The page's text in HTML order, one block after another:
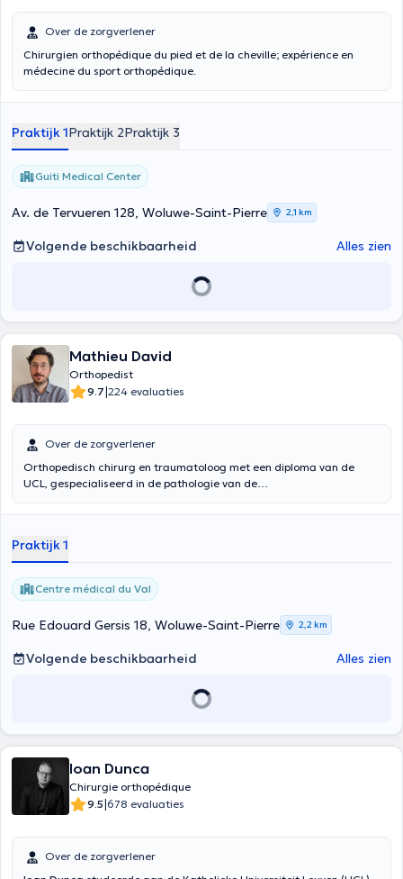
Over de zorgverlener
Chirurgien orthopédique du pied et de la cheville; expérience en
médecine du sport orthopédique.
Praktijk 1Praktijk 2Praktijk 3
Guiti Medical Center
Av. de Tervueren 128, Woluwe-Saint-Pierre 2,1 km
Volgende beschikbaarheid Alles zien
Mathieu David
Orthopedist
9.7|224 evaluaties
Over de zorgverlener
Orthopedisch chirurg en traumatoloog met een diploma van de
UCL, gespecialiseerd in de pathologie van de
afspraak in de Sint-Jansklinieken (Brussel-stad), in de medische
privéraadpleging (Wezembeek-Oppem).
Praktijk 1
Centre médical du Val
Rue Edouard Gersis 18, Woluwe-Saint-Pierre 2,2 km
Volgende beschikbaarheid Alles zien
Ioan Dunca
Chirurgie orthopédique
9.5|678 evaluaties
Over de zorgverlener